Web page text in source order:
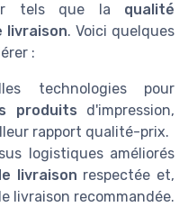
tels que la qualité
livraison. Voici quelques
:
technologies pour
produits d'impression,
rapport qualité-prix.
logistiques améliorés
livraison respectée et,
livraison recommandée.